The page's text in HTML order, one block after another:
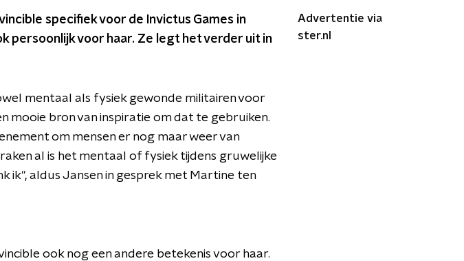
specifiek voor de Invictus Games in
persoonlijk voor haar. Ze legt het verder uit in
mentaal als fysiek gewonde militairen voor
mooie bron van inspiratie om dat te gebruiken.
om mensen er nog maar weer van
al is het mentaal of fysiek tijdens gruwelijke
ik", aldus Jansen in gesprek met Martine ten
ook nog een andere betekenis voor haar.
Advertentie via
ster.nl